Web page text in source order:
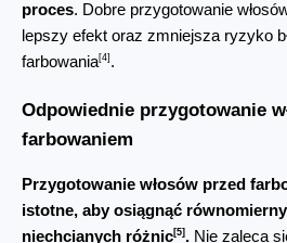
proces. Dobre przygotowanie
lepszy efekt oraz zmniejsza ryzyko
farbowania [4] .
Odpowiednie przygotowanie
farbowaniem
Przygotowanie włosów przed
istotne, aby osiągnąć
niechcianych różnic[5] . Nie zaleca